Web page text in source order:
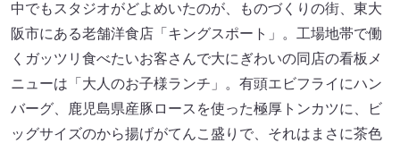
中でもスタジオがどよめいたのが、ものづくりの街、東大
阪市にある老舗洋食店「キングスポート」。工場地帯で働
くガッツリ食べたいお客さんで大にぎわいの同店の看板メ
ニューは「大人のお子様ランチ」。有頭エビフライにハン
バーグ、鹿児島県産豚ロースを使った極厚トンカツに、ビ
ッグサイズのから揚げがてんこ盛りで、それはまさに茶色